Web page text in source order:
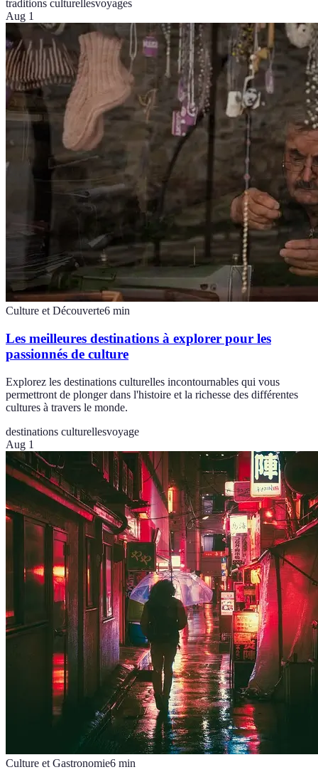
traditions culturellesvoyages
Aug 1
Culture et Découverte6 min
Les meilleures destinations à explorer pour les
passionnés de culture
Explorez les destinations culturelles incontournables qui vous
permettront de plonger dans l'histoire et la richesse des différentes
cultures à travers le monde.
destinations culturellesvoyage
Aug 1
Culture et Gastronomie6 min